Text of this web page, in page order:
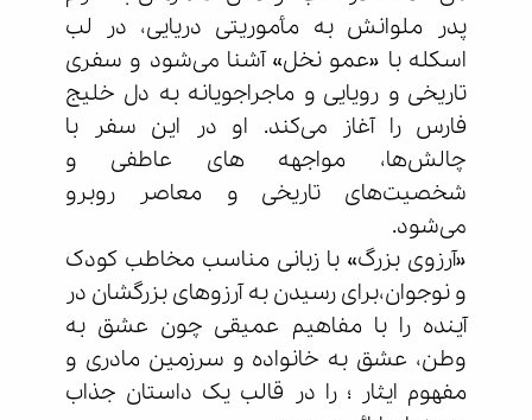
پدر ملوانش به مأموریتی دریایی، در لب
اسکله با «عمو نخل» آشنا می‌شود و سفری
تاریخی و رویایی و ماجراجویانه به دل خلیج
فارس را آغاز می‌کند. او در این سفر با
چالش‌ها، مواجهه های عاطفی و
شخصیت‌های تاریخی و معاصر روبرو
می‌شود.
«آرزوی بزرگ» با زبانی مناسب مخاطب کودک
و نوجوان،برای رسیدن به آرزوهای بزرگشان در
آینده را با مفاهیم عمیقی چون عشق به
وطن، عشق به خانواده و سرزمین مادری و
مفهوم ایثار ؛ را در قالب یک داستان جذاب